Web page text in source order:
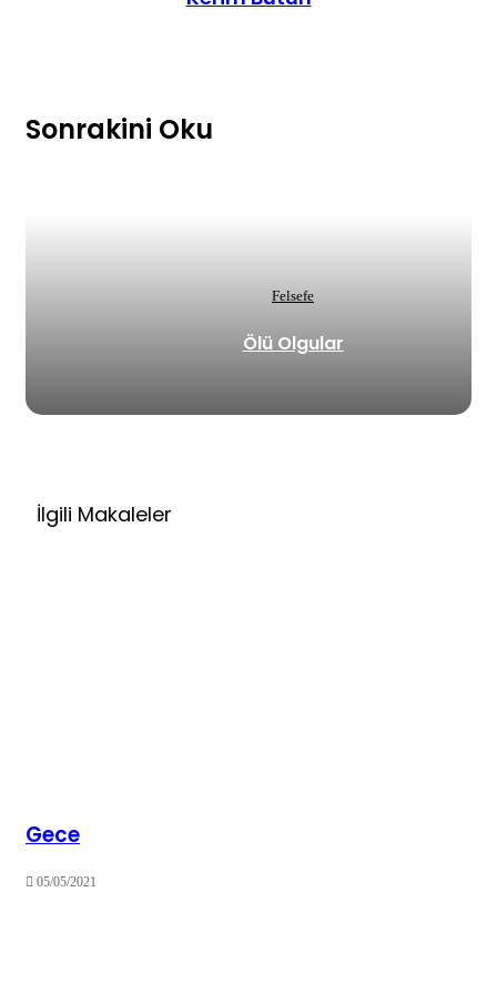
Sonrakini Oku
Felsefe
Ölü Olgular
İlgili Makaleler
Gece
05/05/2021